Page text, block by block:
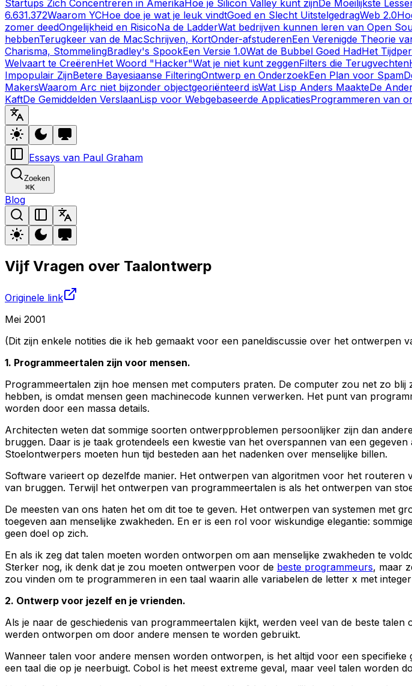
Startups Zich Concentreren in AmerikaHoe je Silicon Valley kunt zijnDe Moeilijkste
6.631.372Waarom YCHoe doe je wat je leuk vindtGoed en Slecht UitstelgedragWeb 2.0
zomer deedOngelijkheid en RisicoNa de LadderWat bedrijven kunnen leren van Open
hebbenTerugkeer van de MacSchrijven, KortOnder-afstuderenEen Verenigde Theorie
Charisma, StommelingBradley's SpookEen Versie 1.0Wat de Bubbel Goed HadHet
Welvaart te CreërenHet Woord "Hacker"Wat je niet kunt zeggenFilters die Terugvechten
Impopulair ZijnBetere Bayesiaanse FilteringOntwerp en OnderzoekEen Plan voor Spam
MakersWaarom Arc niet bijzonder objectgeoriënteerd isWat Lisp Anders MaakteDe
KaftDe Gemiddelden VerslaanLisp voor Webgebaseerde ApplicatiesProgrammeren van
Essays van Paul Graham
Zoeken
⌘K
Blog
Vijf Vragen over Taalontwerp
Originele link
Mei 2001
(Dit zijn enkele notities die ik heb gemaakt voor een paneldiscussie over het ontwerpen
1. Programmeertalen zijn voor mensen.
Programmeertalen zijn hoe mensen met computers praten. De computer zou net zo
hebben, is omdat mensen geen machinecode kunnen verwerken. Het punt van
worden door een massa details.
Architecten weten dat sommige soorten ontwerpproblemen persoonlijker zijn dan
bruggen. Daar is je taak grotendeels een kwestie van het overspannen van een
Stoelontwerpers moeten hun tijd besteden aan het nadenken over menselijke billen.
Software varieert op dezelfde manier. Het ontwerpen van algoritmen voor het
van bruggen. Terwijl het ontwerpen van programmeertalen is als het ontwerpen van
De meesten van ons haten het om dit toe te geven. Het ontwerpen van systemen met
toegeven aan menselijke zwakheden. En er is een rol voor wiskundige elegantie:
geen doel op zich.
En als ik zeg dat talen moeten worden ontworpen om aan menselijke zwakheden te
Sterker nog, ik denk dat je zou moeten ontwerpen voor de beste programmeurs, maar
zou vinden om te programmeren in een taal waarin alle variabelen de letter x met
2. Ontwerp voor jezelf en je vrienden.
Als je naar de geschiedenis van programmeertalen kijkt, werden veel van de beste
werden ontworpen om door andere mensen te worden gebruikt.
Wanneer talen voor andere mensen worden ontworpen, is het altijd voor een
een taal die op je neerbuigt. Cobol is het meest extreme geval, maar veel talen worden